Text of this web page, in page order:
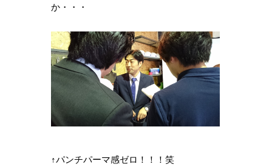
か・・・
↑パンチパーマ感ゼロ！！！笑